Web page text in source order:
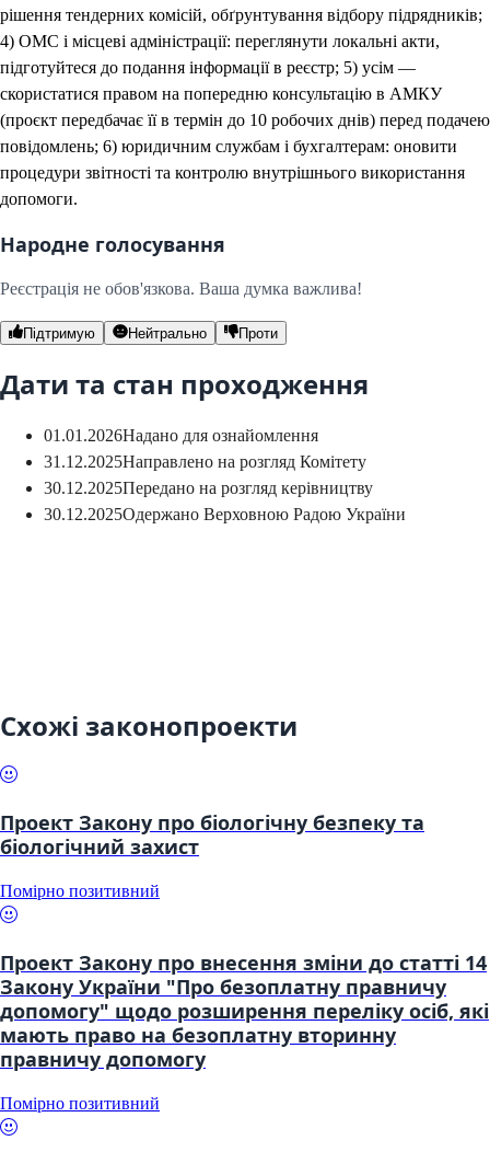
рішення тендерних комісій, обґрунтування відбору підрядників;
4) ОМС і місцеві адміністрації: переглянути локальні акти,
підготуйтеся до подання інформації в реєстр; 5) усім —
скористатися правом на попередню консультацію в АМКУ
(проєкт передбачає її в термін до 10 робочих днів) перед подачею
повідомлень; 6) юридичним службам і бухгалтерам: оновити
процедури звітності та контролю внутрішнього використання
допомоги.
Народне голосування
Реєстрація не обов'язкова. Ваша думка важлива!
Підтримую Нейтрально Проти
Дати та стан проходження
01.01.2026Надано для ознайомлення
31.12.2025Направлено на розгляд Комітету
30.12.2025Передано на розгляд керівництву
30.12.2025Одержано Верховною Радою України
Схожі законопроекти
Проект Закону про біологічну безпеку та
біологічний захист
Помірно позитивний
Проект Закону про внесення зміни до статті 14
Закону України "Про безоплатну правничу
допомогу" щодо розширення переліку осіб, які
мають право на безоплатну вторинну
правничу допомогу
Помірно позитивний